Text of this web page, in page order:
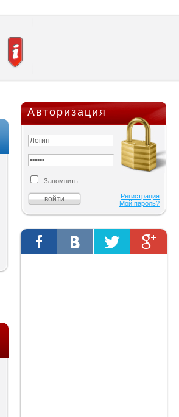
Авторизация
Запомнить
Регистрация
Мой пароль?